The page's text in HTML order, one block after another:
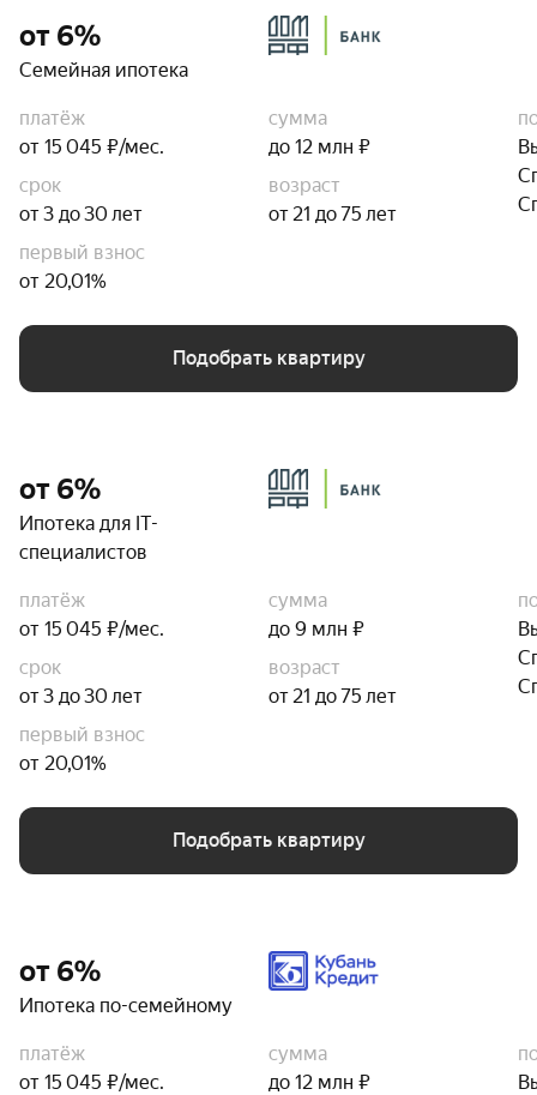
от 6%
Семейная ипотека
платёж
от 15 045 ₽/мес.
сумма
до 12 млн ₽
срок
от 3 до 30 лет
возраст
от 21 до 75 лет
первый взнос
от 20,01%
Подобрать квартиру
от 6%
Ипотека для IT-
специалистов
платёж
от 15 045 ₽/мес.
сумма
до 9 млн ₽
срок
от 3 до 30 лет
возраст
от 21 до 75 лет
первый взнос
от 20,01%
Подобрать квартиру
от 6%
Ипотека по-семейному
платёж
от 15 045 ₽/мес.
сумма
до 12 млн ₽